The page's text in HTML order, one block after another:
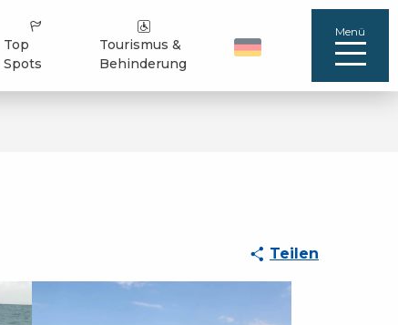
Top
Spots
Tourismus &
Behinderung
Menü
Teilen